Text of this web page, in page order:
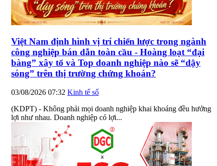
Việt Nam định hình vị trí chiến lược trong ngành
công nghiệp bán dẫn toàn cầu - Hoàng loạt “đại
bàng” xây tổ và Top doanh nghiệp nào sẽ “dậy
sóng” trên thị trường chứng khoán?
03/08/2026 07:32 Kinh tế số
(KDPT) - Không phải mọi doanh nghiệp khai khoáng đều hưởng
lợi như nhau. Doanh nghiệp có lợi...